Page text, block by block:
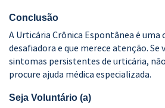
Conclusão
A Urticária Crônica Espontânea é uma
desafiadora e que merece atenção. Se
sintomas persistentes de urticária,
procure ajuda médica especializada.
Seja Voluntário (a)